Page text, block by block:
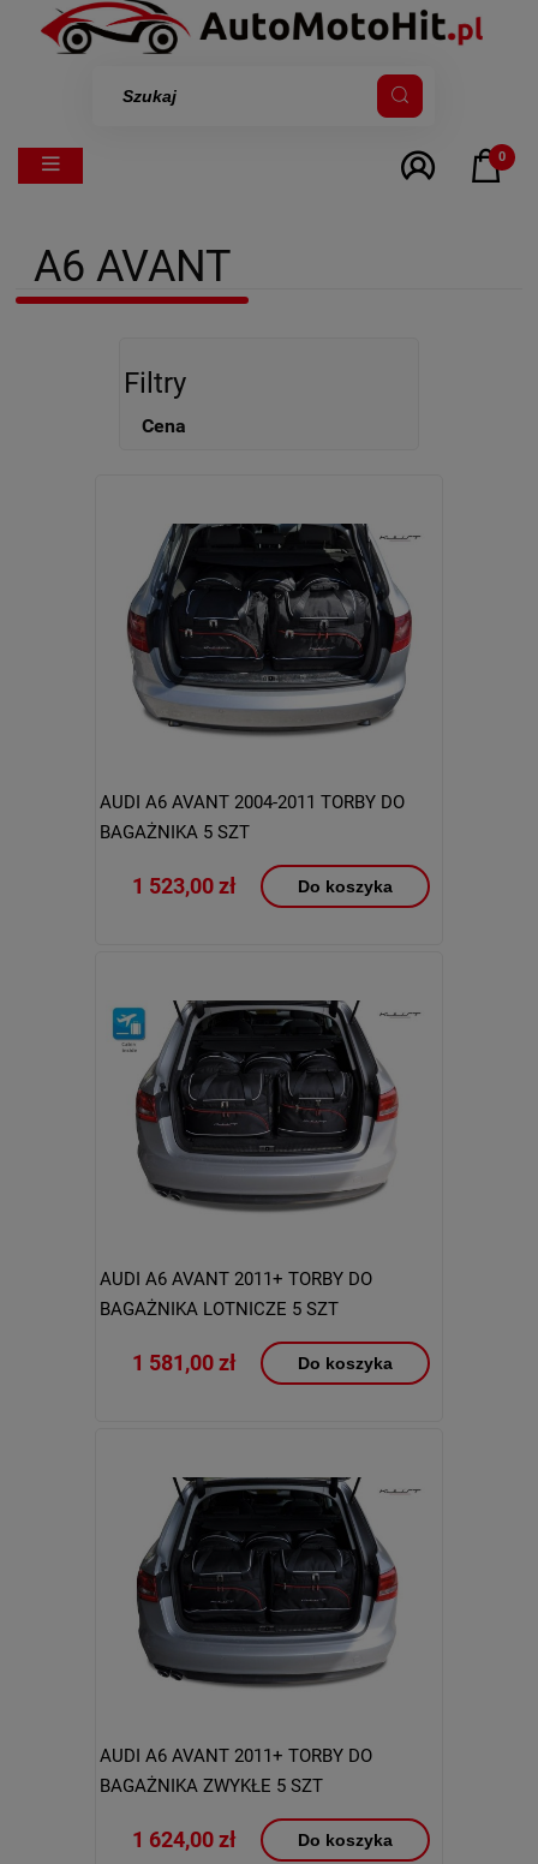
0
A6 AVANT
Filtry
Cena
AUDI A6 AVANT 2004-2011 TORBY DO
BAGAŻNIKA 5 SZT
1 523,00 zł Do koszyka
AUDI A6 AVANT 2011+ TORBY DO
BAGAŻNIKA LOTNICZE 5 SZT
1 581,00 zł Do koszyka
AUDI A6 AVANT 2011+ TORBY DO
BAGAŻNIKA ZWYKŁE 5 SZT
1 624,00 zł Do koszyka